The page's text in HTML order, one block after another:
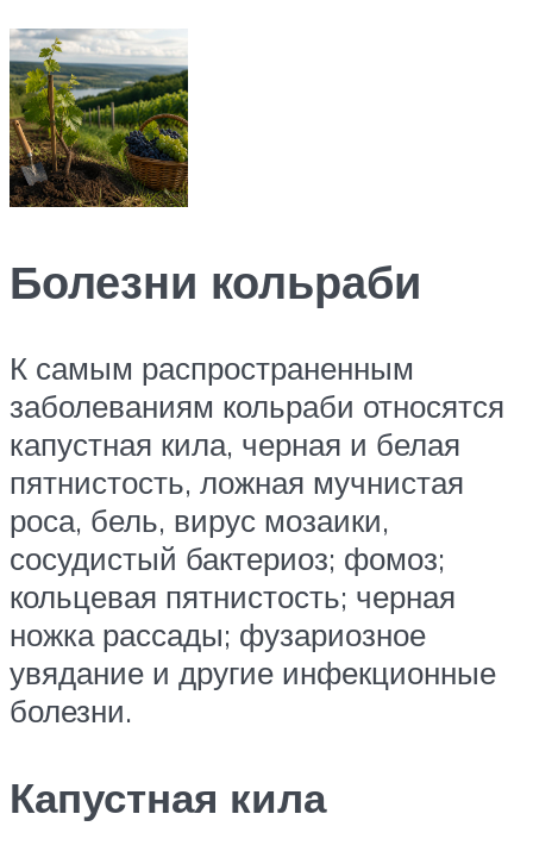
Болезни кольраби
К самым распространенным
заболеваниям кольраби относятся
капустная кила, черная и белая
пятнистость, ложная мучнистая
роса, бель, вирус мозаики,
сосудистый бактериоз; фомоз;
кольцевая пятнистость; черная
ножка рассады; фузариозное
увядание и другие инфекционные
болезни.
Капустная кила